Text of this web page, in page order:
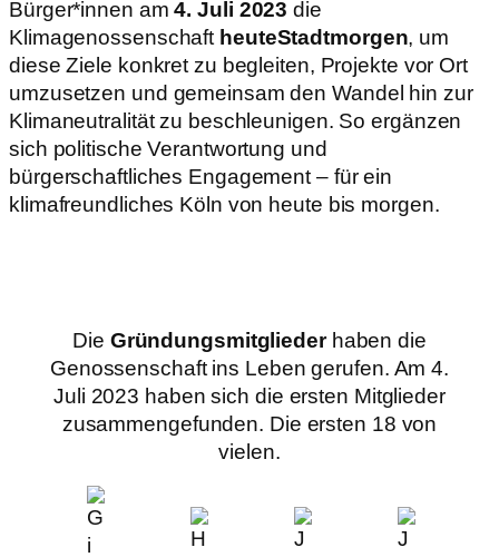
Bürger*innen am4. Juli 2023 die
Klimagenossenschaft heuteStadtmorgen, um
diese Ziele konkret zu begleiten, Projekte vor Ort
umzusetzen und gemeinsam den Wandel hin zur
Klimaneutralität zu beschleunigen. So ergänzen
sich politische Verantwortung und
bürgerschaftliches Engagement – für ein
klimafreundliches Köln von heute bis morgen.
Die Gründungsmitgliederhaben die
Genossenschaft ins Leben gerufen. Am 4.
Juli 2023 haben sich die ersten Mitglieder
zusammengefunden. Die ersten 18 von
vielen.